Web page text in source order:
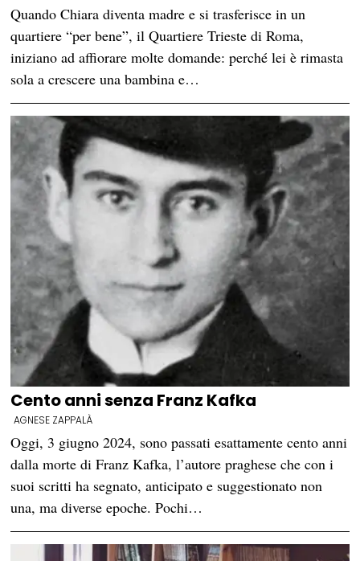
Quando Chiara diventa madre e si trasferisce in un
quartiere “per bene”, il Quartiere Trieste di Roma,
iniziano ad affiorare molte domande: perché lei è rimasta
sola a crescere una bambina e…
Cento anni senza Franz Kafka
AGNESE ZAPPALÀ
Oggi, 3 giugno 2024, sono passati esattamente cento anni
dalla morte di Franz Kafka, l’autore praghese che con i
suoi scritti ha segnato, anticipato e suggestionato non
una, ma diverse epoche. Pochi…